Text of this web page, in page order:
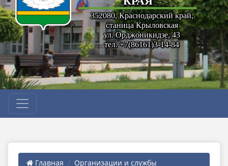
352080, Краснодарский край,
станица Крыловская
ул. Орджоникидзе, 43
тел. +7(86161)3-14-84
Главная
Организации и службы